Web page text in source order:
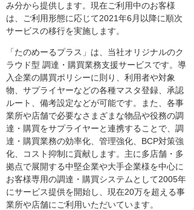
み分から提供します。現在ご利用中のお客様
は、ご利用形態に応じて2021年6月以降に順次
サービスの移行を実施します。
「たのめーるプラス」は、当社オリジナルのク
ラウド型 調達・購買業務支援サービスです。導
入企業の購買ポリシーに則り、利用者や対象
物、サプライヤーなどの各種マスタ登録、承認
ルート、備考設定などが可能です。また、各事
業所や店舗で必要なさまざまな物品や役務の調
達・購買をサプライヤーと連携することで、調
達・購買業務の効率化、管理強化、BCP対策強
化、コスト抑制に貢献します。主に多店舗・多
拠点で展開する中堅企業や大手企業様を中心に
お客様専用の調達・購買システムとして2005年
にサービス提供を開始し、現在20万を超える事
業所や店舗にご利用いただいています。